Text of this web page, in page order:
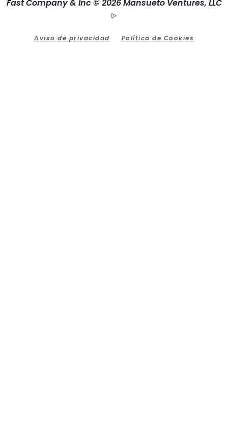
Fast Company & Inc © 2026 Mansueto Ventures, LLC
Aviso de privacidad Política de Cookies